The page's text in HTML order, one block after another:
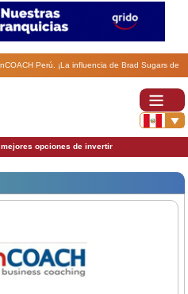
Perú. ¡La influencia de Brad Sugars de
mundo de las franquicias españolas!.
opciones de invertir